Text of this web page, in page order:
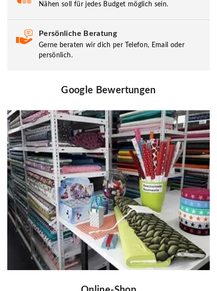
Nähen soll für jedes Budget möglich sein.
Persönliche Beratung
Gerne beraten wir dich per Telefon, Email oder
persönlich.
Google Bewertungen